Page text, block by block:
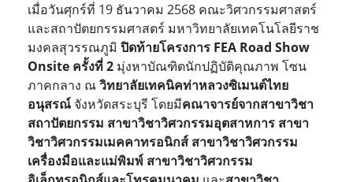
เมื่อวันศุกร์ที่ 19 ธันวาคม 2568 คณะวิศวกรรมศาสตร์
และสถาปัตยกรรมศาสตร์ มหาวิทยาลัยเทคโนโลยีราช
มงคลสุวรรณภูมิ ปิดท้ายโครงการ FEA Road Show
Onsite ครั้งที่ 2 มุ่งหาบัณฑิตนักปฏิบัติคุณภาพ โซน
ภาคกลาง ณวิทยาลัยเทคนิคท่าหลวงซิเมนต์ไทย
อนุสรณ์ จังหวัดสระบุรี โดยมีคณาจารย์จากสาขาวิชา
สถาปัตยกรรม สาขาวิชาวิศวกรรมอุตสาหการ สาขา
วิชาวิศวกรรมเมคคาทรอนิกส์ สาขาวิชาวิศวกรรม
เครื่องมือและแม่พิมพ์ สาขาวิชาวิศวกรรม